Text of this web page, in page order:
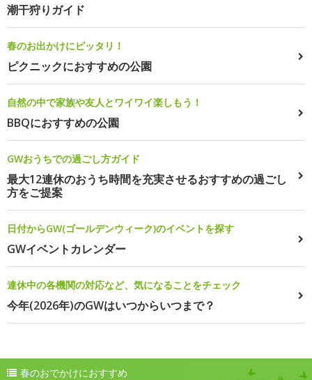
潮干狩りガイド
春のお出かけにピッタリ！
ピクニックにおすすめの公園
自然の中で家族や友人とワイワイ楽しもう！
BBQにおすすめの公園
GWおうちでの過ごし方ガイド
最大12連休のおうち時間を充実させるおすすめの過ごし
方をご提案
日付からGW(ゴールデンウィーク)のイベントを探す
GWイベントカレンダー
連休中の各機関の対応など、気になることをチェック
今年(2026年)のGWはいつからいつまで？
春のおでかけにおすすめ